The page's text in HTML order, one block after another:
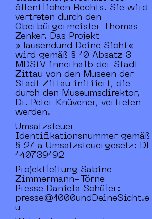
öffentlichen Rechts. Sie wird
vertreten durch den
Oberbürgermeister Thomas
Zenker. Das Projekt
»Tausendund Deine Sicht«
wird gemäß § 10 Absatz 3
MDStV innerhalb der Stadt
Zittau von den Museen der
Stadt Zittau initiiert, die
durch den Museumsdirektor,
Dr. Peter Knüvener, vertreten
werden.
Umsatzsteuer-
Identifikationsnummer gemäß
§ 27 a Umsatzsteuergesetz: DE
140739192
Projektleitung Sabine
Zimmermann-Törne
Presse Daniela Schüler:
presse@1000undDeineSicht.e
u